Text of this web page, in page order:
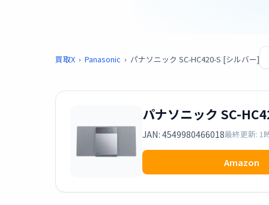
買取X › Panasonic › パナソニック SC-HC420-S [シルバー]
パナソニック SC-
JAN: 4549980466018最終更新: 1
Amazon